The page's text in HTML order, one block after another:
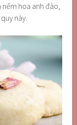
hoa anh đào,
này.